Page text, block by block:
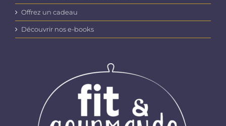
Offrez un cadeau
Découvrir nos e-books